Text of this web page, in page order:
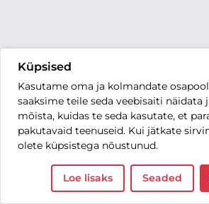
Küpsised
Kasutame oma ja kolmandate
saaksime teile seda veebisaiti näidata
mõista, kuidas te seda kasutate, et
pakutavaid teenuseid. Kui jätkate
olete küpsistega nõustunud.
Loe lisaks Seaded